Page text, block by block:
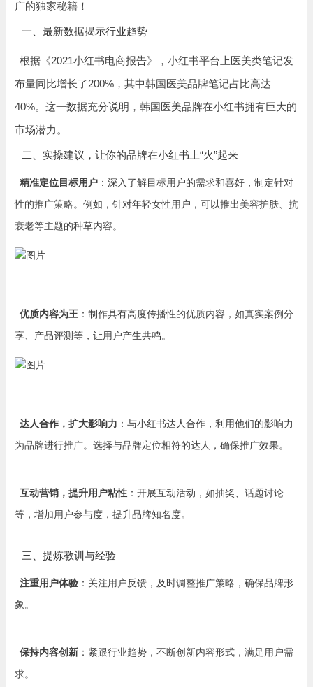
广的独家秘籍！
一、最新数据揭示行业趋势
根据《2021小红书电商报告》，小红书平台上医美类笔记发
布量同比增长了200%，其中韩国医美品牌笔记占比高达
40%。这一数据充分说明，韩国医美品牌在小红书拥有巨大的
市场潜力。
二、实操建议，让你的品牌在小红书上“火”起来
精准定位目标用户：深入了解目标用户的需求和喜好，制定针对
性的推广策略。例如，针对年轻女性用户，可以推出美容护肤、抗
衰老等主题的种草内容。
优质内容为王：制作具有高度传播性的优质内容，如真实案例分
享、产品评测等，让用户产生共鸣。
达人合作，扩大影响力 ：与小红书达人合作，利用他们的影响力
为品牌进行推广。选择与品牌定位相符的达人，确保推广效果。
互动营销，提升用户粘性：开展互动活动，如抽奖、话题讨论
等，增加用户参与度，提升品牌知名度。
三、提炼教训与经验
注重用户体验：关注用户反馈，及时调整推广策略，确保品牌形
象。
保持内容创新：紧跟行业趋势，不断创新内容形式，满足用户需
求。